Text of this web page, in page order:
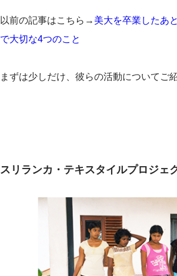
以前の記事はこちら→ 美大を卒業したあ
で大切な4つのこと
まずは少しだけ、彼らの活動についてご
スリランカ・テキスタイルプロジェ